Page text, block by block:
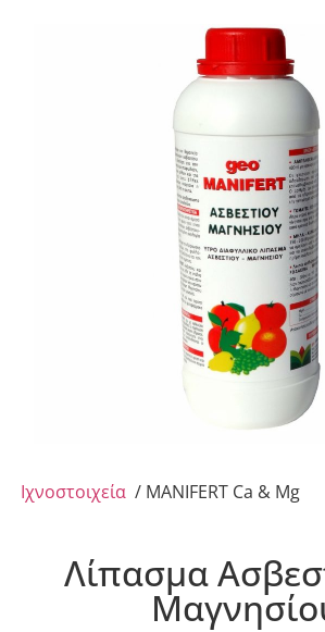
Ιχνοστοιχεία / MANIFERT Ca & Mg
Λίπασμα